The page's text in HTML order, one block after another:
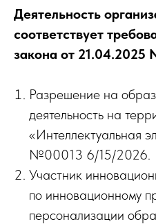
Деятельность
соответствует
закона от
Разрешение на
деятельность на
«Интеллектуальная
№00013 6/15/2026.
Участник
по инновационному
персонализации